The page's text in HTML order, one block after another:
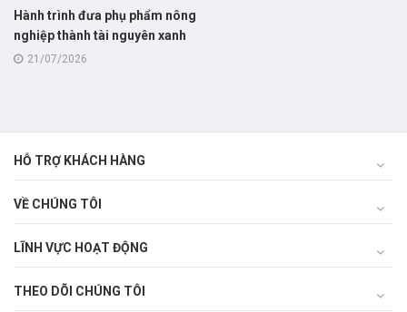
Hành trình đưa phụ phẩm nông
nghiệp thành tài nguyên xanh
tỷ đô21/07/2026
HỖ TRỢ KHÁCH HÀNG
VỀ CHÚNG TÔI
LĨNH VỰC HOẠT ĐỘNG
THEO DÕI CHÚNG TÔI